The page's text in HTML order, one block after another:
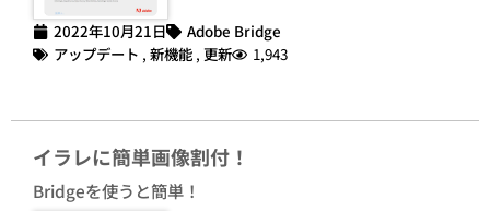
2022年10月21日
Adobe Bridge
アップデート , 新機能 , 更新 1,943
イラレに簡単画像割付！
Bridgeを使うと簡単！